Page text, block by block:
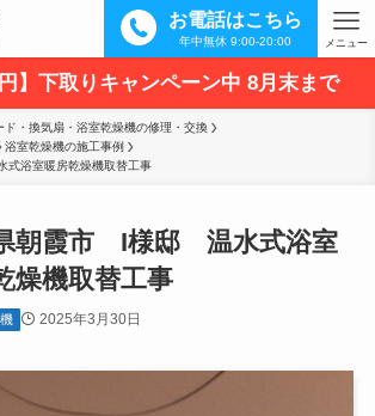
お電話はこちら
年中無休 9:00-20:00 メニュー
円】下取りキャンペーン中 8月末まで
・換気扇・浴室乾燥機の修理・交換
浴室乾燥機の施工事例
式浴室暖房乾燥機取替工事
朝霞市 I様邸 温水式浴室
燥機取替工事
2025年3月30日